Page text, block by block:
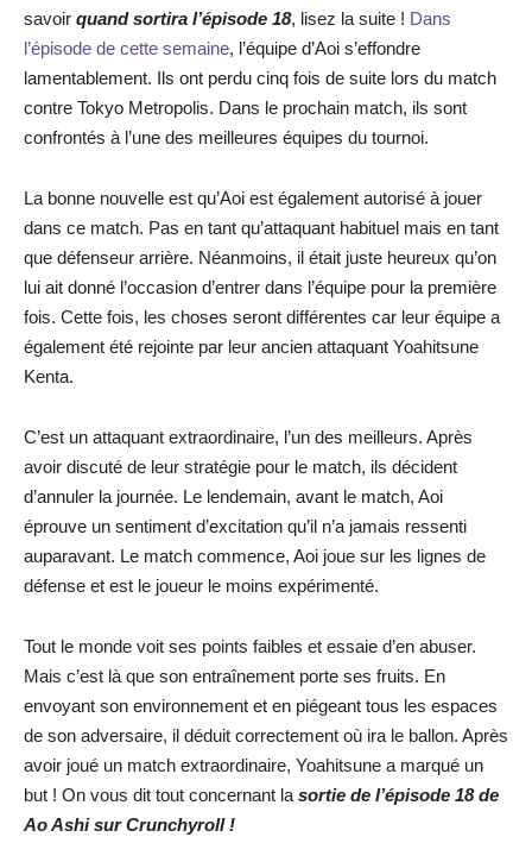
savoir quand sortira l’épisode 18, lisez la suite ! Dans
l’épisode de cette semaine, l’équipe d’Aoi s’effondre
lamentablement. Ils ont perdu cinq fois de suite lors du match
contre Tokyo Metropolis. Dans le prochain match, ils sont
confrontés à l’une des meilleures équipes du tournoi.
La bonne nouvelle est qu’Aoi est également autorisé à jouer
dans ce match. Pas en tant qu’attaquant habituel mais en tant
que défenseur arrière. Néanmoins, il était juste heureux qu’on
lui ait donné l’occasion d’entrer dans l’équipe pour la première
fois. Cette fois, les choses seront différentes car leur équipe a
également été rejointe par leur ancien attaquant Yoahitsune
Kenta.
C’est un attaquant extraordinaire, l’un des meilleurs. Après
avoir discuté de leur stratégie pour le match, ils décident
d’annuler la journée. Le lendemain, avant le match, Aoi
éprouve un sentiment d’excitation qu’il n’a jamais ressenti
auparavant. Le match commence, Aoi joue sur les lignes de
défense et est le joueur le moins expérimenté.
Tout le monde voit ses points faibles et essaie d’en abuser.
Mais c’est là que son entraînement porte ses fruits. En
envoyant son environnement et en piégeant tous les espaces
de son adversaire, il déduit correctement où ira le ballon. Après
avoir joué un match extraordinaire, Yoahitsune a marqué un
but ! On vous dit tout concernant la sortie de l’épisode 18 de
Ao Ashi sur Crunchyroll !